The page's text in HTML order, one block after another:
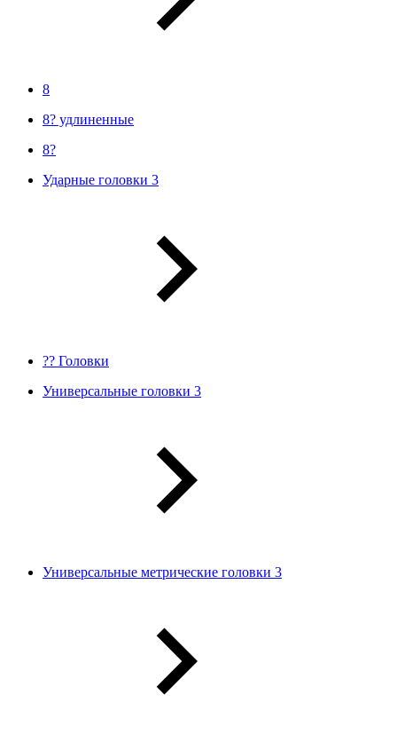
8
8? удлиненные
8?
Ударные головки 3
?? Головки
Универсальные головки 3
Универсальные метрические головки 3